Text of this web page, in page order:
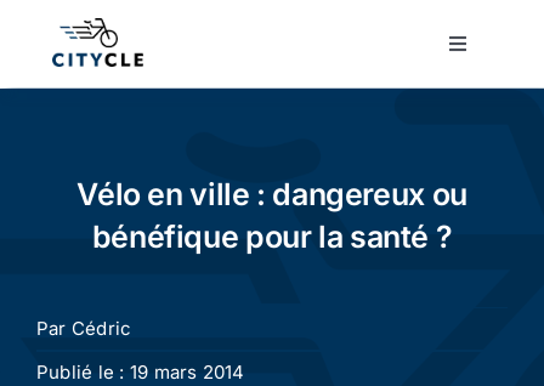
Toggle
Cyclisme urbain
Vélo en ville : dangereux ou
bénéfique pour la santé ?
Par Cédric
Publié le : 19 mars 2014